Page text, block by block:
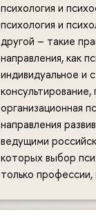
психология и
психология и
другой – такие
направления, как
индивидуальное и
консультирование,
организационная
направления
ведущими
которых выбор
только